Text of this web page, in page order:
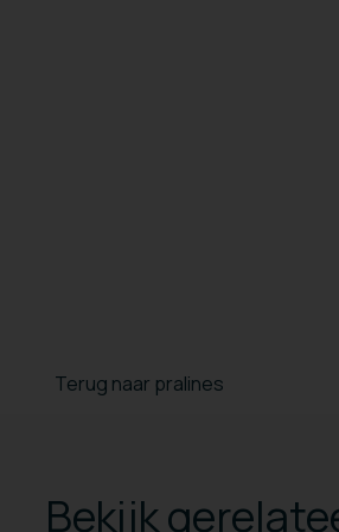
Terug naar pralines
Bekijk